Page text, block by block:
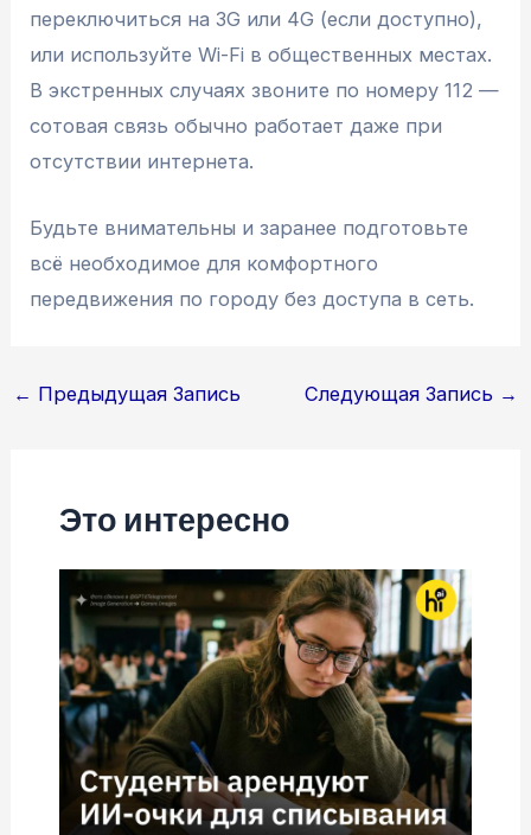
переключиться на 3G или 4G (если доступно),
или используйте Wi-Fi в общественных местах.
В экстренных случаях звоните по номеру 112 —
сотовая связь обычно работает даже при
отсутствии интернета.
Будьте внимательны и заранее подготовьте
всё необходимое для комфортного
передвижения по городу без доступа в сеть.
Навигация
← Предыдущая Запись Следующая Запись →
Это интересно